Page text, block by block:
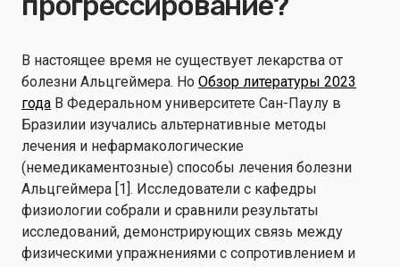
В настоящее время не существует лекарства от
болезни Альцгеймера. Но Обзор литературы 2023
года В Федеральном университете Сан-Паулу в
Бразилии изучались альтернативные методы
лечения и нефармакологические
(немедикаментозные) способы лечения болезни
Альцгеймера [1]. Исследователи с кафедры
физиологии собрали и сравнили результаты
исследований, демонстрирующих связь между
физическими упражнениями с сопротивлением и